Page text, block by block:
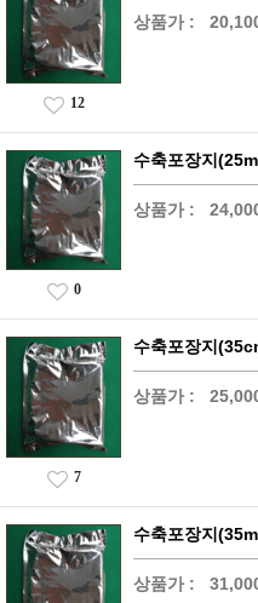
상품가 :
12
수축포장지
상품가 :
0
수축포장지
상품가 :
7
수축포장지
상품가 :